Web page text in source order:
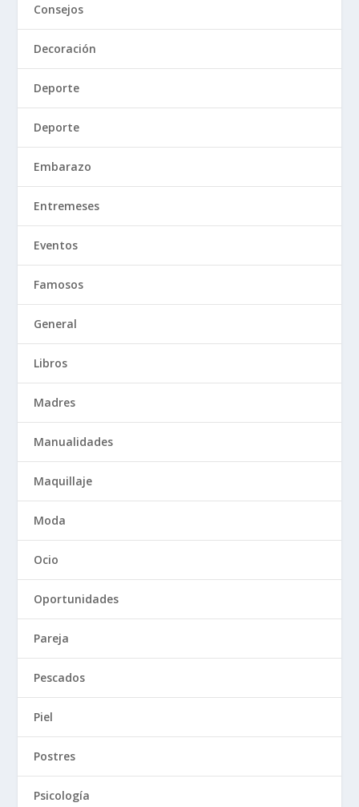
Consejos
Decoración
Deporte
Deporte
Embarazo
Entremeses
Eventos
Famosos
General
Libros
Madres
Manualidades
Maquillaje
Moda
Ocio
Oportunidades
Pareja
Pescados
Piel
Postres
Psicología